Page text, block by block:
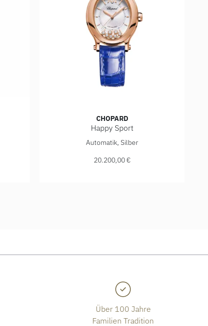
3001, Preis: 5.330,00 €
CHOPARD
Happy Sport
Chopard Happy Sport, Ref: 275362-5001,
Automatik, Silber
20.200,00 €
Über 100 Jahre
Familien Tradition